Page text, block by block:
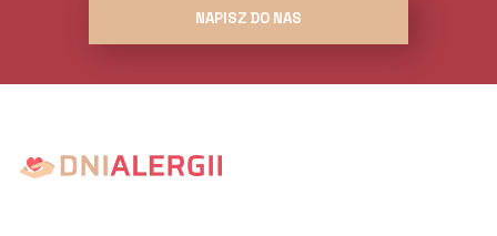
NAPISZ DO NAS